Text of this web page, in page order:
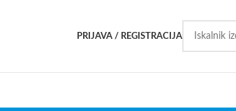
PRIJAVA / REGISTRACIJA